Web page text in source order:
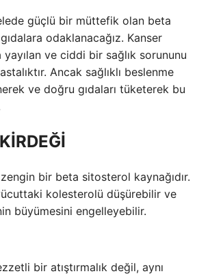
güçlü bir müttefik olan beta
odaklanacağız. Kanser
yayılan ve ciddi bir sağlık sorununu
Ancak sağlıklı beslenme
ve doğru gıdaları tüketerek bu
bir beta sitosterol kaynağıdır.
kolesterolü düşürebilir ve
büyümesini engelleyebilir.
bir atıştırmalık değil, aynı